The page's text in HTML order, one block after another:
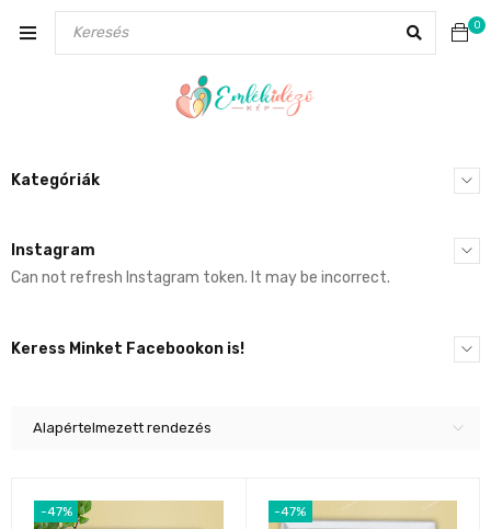
0
Kategóriák
Instagram
Can not refresh Instagram token. It may be incorrect.
Keress Minket Facebookon is!
Alapértelmezett rendezés
-47% -47%